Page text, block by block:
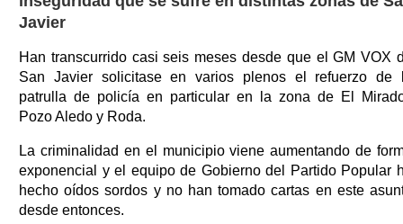
Javier
Han transcurrido casi seis meses desde que el GM VOX
San Javier solicitase en varios plenos el refuerzo de
patrulla de policía en particular en la zona de El
Pozo Aledo y Roda.
La criminalidad en el municipio viene aumentando de
exponencial y el equipo de Gobierno del Partido Popular
hecho oídos sordos y no han tomado cartas en este
desde entonces.